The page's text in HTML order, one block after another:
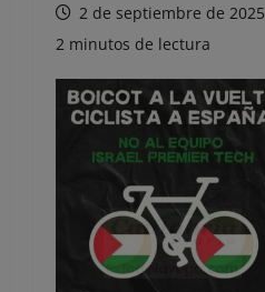
2 de septiembre de 2025
2 minutos de lectura